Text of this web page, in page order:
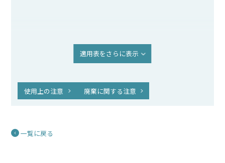
適用表をさらに表示
使用上の注意 廃棄に関する注意
一覧に戻る